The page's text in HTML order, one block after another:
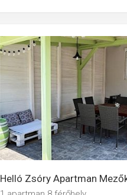
Helló Zsóry Apartman